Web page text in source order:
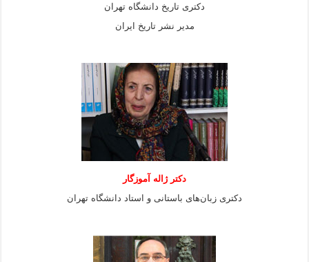
دکتری تاریخ دانشگاه تهران
مدیر نشر تاریخ ایران
دکتر ژاله آموزگار
دکتری زبان‌های باستانی و استاد دانشگاه تهران